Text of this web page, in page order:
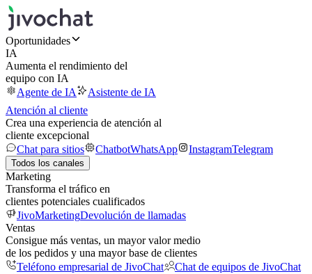
Oportunidades
IA
Aumenta el rendimiento del
equipo con IA
Agente de IA
Asistente de IA
Atención al cliente
Crea una experiencia de atención al
cliente excepcional
Chat para sitios
ChatbotWhatsApp InstagramTelegram
Todos los canales
Marketing
Transforma el tráfico en
clientes potenciales cualificados
JivoMarketingDevolución de llamadas
Ventas
Consigue más ventas, un mayor valor medio
de los pedidos y una mayor base de clientes
Teléfono empresarial de JivoChat
Chat de equipos de JivoChat